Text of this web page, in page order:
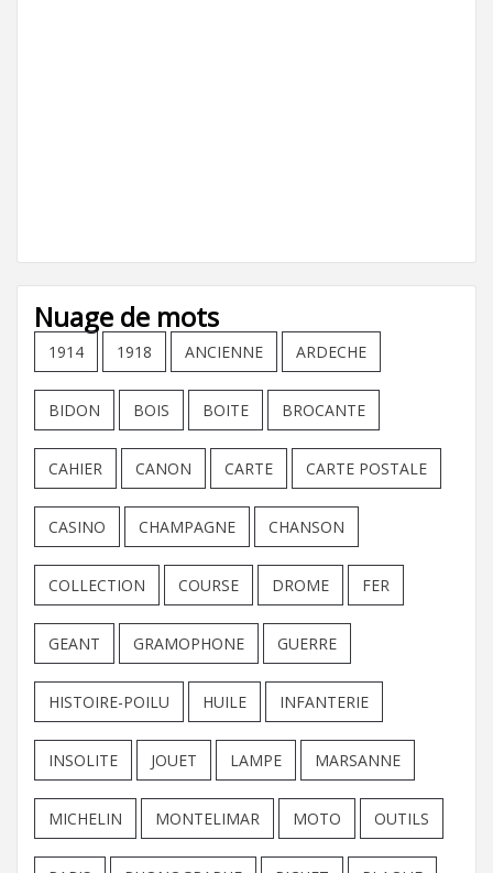
Nuage de mots
1914 1918 ANCIENNE ARDECHE
BIDON BOIS BOITE BROCANTE
CAHIER CANON CARTE CARTE POSTALE
CASINO CHAMPAGNE CHANSON
COLLECTION COURSE DROME FER
GEANT GRAMOPHONE GUERRE
HISTOIRE-POILU HUILE INFANTERIE
INSOLITE JOUET LAMPE MARSANNE
MICHELIN MONTELIMAR MOTO OUTILS